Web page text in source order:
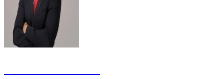
Gustavo Scatolino